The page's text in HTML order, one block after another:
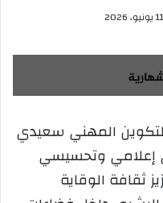
11 يونيو، 2026
المهني سعيدي
إعلامي وتحسيسي
ثقافة الوقاية